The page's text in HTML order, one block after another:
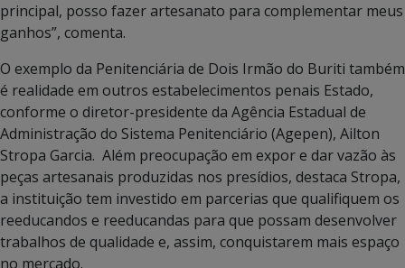
principal, posso fazer artesanato para complementar meus
ganhos”, comenta.
O exemplo da Penitenciária de Dois Irmão do Buriti também
é realidade em outros estabelecimentos penais Estado,
conforme o diretor-presidente da Agência Estadual de
Administração do Sistema Penitenciário (Agepen), Ailton
Stropa Garcia. Além preocupação em expor e dar vazão às
peças artesanais produzidas nos presídios, destaca Stropa,
a instituição tem investido em parcerias que qualifiquem os
reeducandos e reeducandas para que possam desenvolver
trabalhos de qualidade e, assim, conquistarem mais espaço
no mercado.